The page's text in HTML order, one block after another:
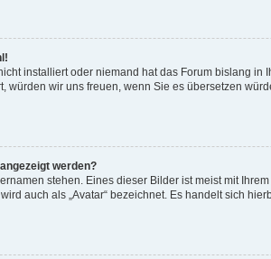
installiert oder niemand hat das Forum bislang
wir uns freuen, wenn Sie es übersetzen
werden?
stehen. Eines dieser Bilder ist meist mit
auch als „Avatar“ bezeichnet. Es handelt sich